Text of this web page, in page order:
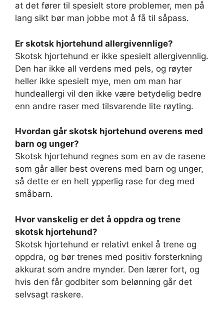
at det fører til spesielt store problemer, men på
lang sikt bør man jobbe mot å få til såpass.
Er skotsk hjortehund allergivennlige?
Skotsk hjortehund er ikke spesielt allergivennlig.
Den har ikke all verdens med pels, og røyter
heller ikke spesielt mye, men om man har
hundeallergi vil den ikke være betydelig bedre
enn andre raser med tilsvarende lite røyting.
Hvordan går skotsk hjortehund overens med
barn og unger?
Skotsk hjortehund regnes som en av de rasene
som går aller best overens med barn og unger,
så dette er en helt ypperlig rase for deg med
småbarn.
Hvor vanskelig er det å oppdra og trene
skotsk hjortehund?
Skotsk hjortehund er relativt enkel å trene og
oppdra, og bør trenes med positiv forsterkning
akkurat som andre mynder. Den lærer fort, og
hvis den får godbiter som belønning går det
selvsagt raskere.